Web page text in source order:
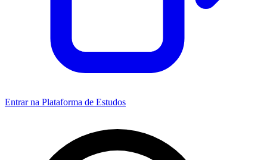
Entrar na Plataforma de Estudos